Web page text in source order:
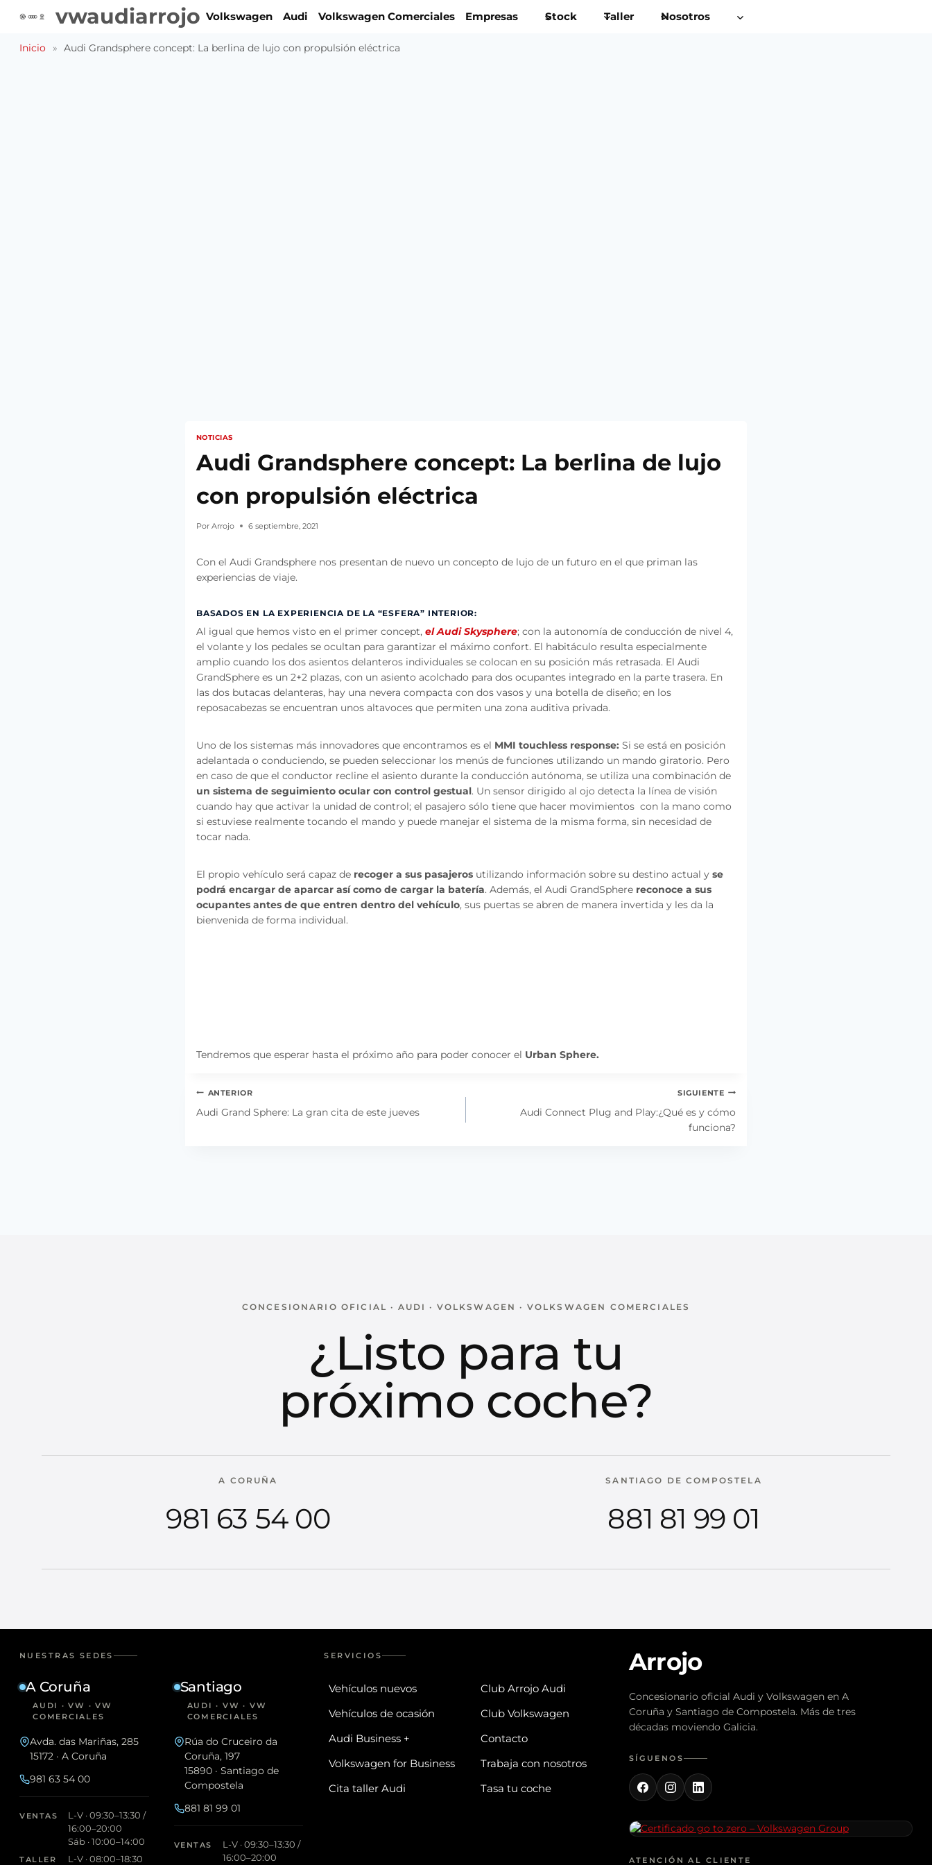
vwaudiarrojo Volkswagen Audi Volkswagen Comerciales Empresas Stock Taller Nosotros
Inicio » Audi Grandsphere concept: La berlina de lujo con propulsión eléctrica
NOTICIAS
Audi Grandsphere concept: La berlina de lujo
con propulsión eléctrica
Por Arrojo 6 septiembre, 2021
Con el Audi Grandsphere nos presentan de nuevo un concepto de lujo de un futuro en el que priman las
experiencias de viaje.
BASADOS EN LA EXPERIENCIA DE LA “ESFERA” INTERIOR:
Al igual que hemos visto en el primer concept, el Audi Skysphere; con la autonomía de conducción de nivel 4,
el volante y los pedales se ocultan para garantizar el máximo confort. El habitáculo resulta especialmente
amplio cuando los dos asientos delanteros individuales se colocan en su posición más retrasada. El Audi
GrandSphere es un 2+2 plazas, con un asiento acolchado para dos ocupantes integrado en la parte trasera. En
las dos butacas delanteras, hay una nevera compacta con dos vasos y una botella de diseño; en los
reposacabezas se encuentran unos altavoces que permiten una zona auditiva privada.
Uno de los sistemas más innovadores que encontramos es el MMI touchless response: Si se está en posición
adelantada o conduciendo, se pueden seleccionar los menús de funciones utilizando un mando giratorio. Pero
en caso de que el conductor recline el asiento durante la conducción autónoma, se utiliza una combinación de
un sistema de seguimiento ocular con control gestual. Un sensor dirigido al ojo detecta la línea de visión
cuando hay que activar la unidad de control; el pasajero sólo tiene que hacer movimientos con la mano como
si estuviese realmente tocando el mando y puede manejar el sistema de la misma forma, sin necesidad de
tocar nada.
El propio vehículo será capaz de recoger a sus pasajeros utilizando información sobre su destino actual y se
podrá encargar de aparcar así como de cargar la batería. Además, el Audi GrandSphere reconoce a sus
ocupantes antes de que entren dentro del vehículo, sus puertas se abren de manera invertida y les da la
bienvenida de forma individual.
Tendremos que esperar hasta el próximo año para poder conocer el Urban Sphere.
Navegación
de
ANTERIOR
Audi Grand Sphere: La gran cita de este jueves
SIGUIENTE
Audi Connect Plug and Play:¿Qué es y cómo
funciona?
CONCESIONARIO OFICIAL · AUDI · VOLKSWAGEN · VOLKSWAGEN COMERCIALES
¿Listo para tu
próximo coche?
A CORUÑA
981 63 54 00
SANTIAGO DE COMPOSTELA
881 81 99 01
NUESTRAS SEDES
A Coruña
AUDI · VW · VW
COMERCIALES
Avda. das Mariñas, 285
15172 · A Coruña
981 63 54 00
VENTAS
L-V · 09:30–13:30 /
16:00–20:00
Sáb · 10:00–14:00
TALLER L-V · 08:00–18:30
Santiago
AUDI · VW · VW
COMERCIALES
Rúa do Cruceiro da
Coruña, 197
15890 · Santiago de
Compostela
881 81 99 01
VENTAS
L-V · 09:30–13:30 /
16:00–20:00
SERVICIOS
Vehículos nuevos
Vehículos de ocasión
Audi Business +
Volkswagen for Business
Cita taller Audi
Club Arrojo Audi
Club Volkswagen
Contacto
Trabaja con nosotros
Tasa tu coche
Arrojo
Concesionario oficial Audi y Volkswagen en A
Coruña y Santiago de Compostela. Más de tres
décadas moviendo Galicia.
SÍGUENOS
ATENCIÓN AL CLIENTE